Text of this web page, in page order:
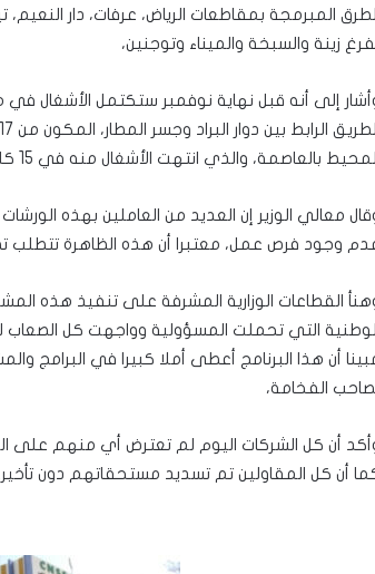
الطرق المبرمجة بمقاطعات الرياض، عرفات، دار
زينة والسبخة والميناء وتوجنين،
إلى أنه قبل نهاية نوفمبر ستكتمل الأشغال
المحيط بالعاصمة، والذي انتهت الأشغال منه في 15 كلم منها.
معالي الوزير إن العديد من العاملين بهذه
وجود فرص عمل، معتبرا أن هذه الظاهرة تتطلب
القطاعات الوزارية المشرفة على تنفيذ هذه
الوطنية التي تحملت المسؤولية وواجهت كل الصعاب
أن هذا البرنامج أعطى أملا كبيرا في البرامج
الفخامة،
أن كل الشركات اليوم لم تعترض أي منهم على
أن كل المقاولين تم تسديد مستحقاتهم دون تأخير.